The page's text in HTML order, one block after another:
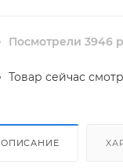
Посмотрели 3946
Товар сейчас
ОПИСАНИЕ